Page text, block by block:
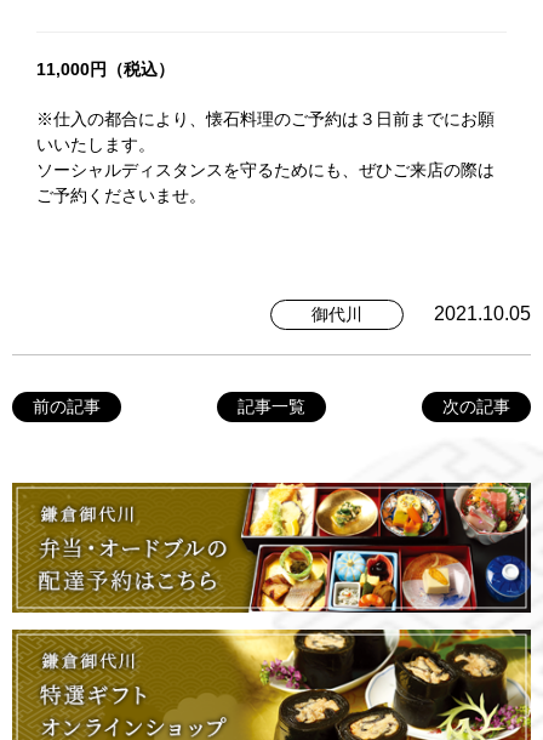
11,000円（税込）
※仕入の都合により、懐石料理のご予約は３日前までにお願
いいたします。
ソーシャルディスタンスを守るためにも、ぜひご来店の際は
ご予約くださいませ。
御代川 2021.10.05
前の記事 記事一覧 次の記事